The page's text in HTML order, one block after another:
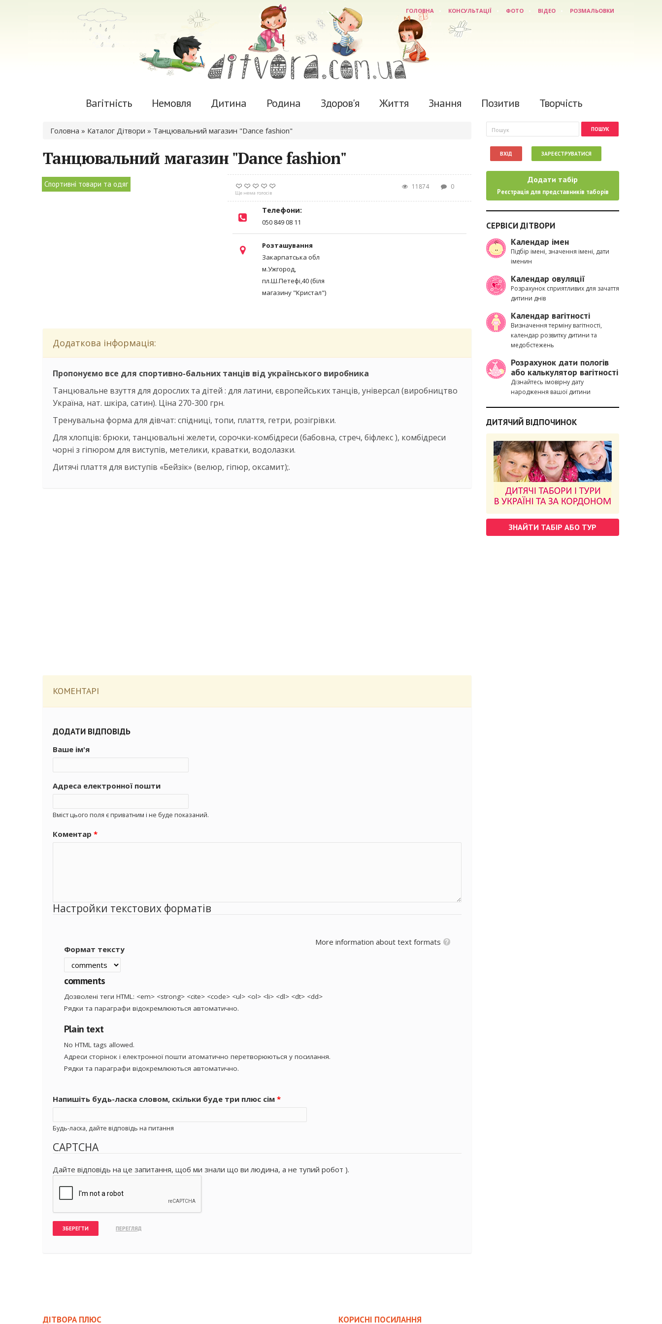
ГОЛОВНА КОНСУЛЬТАЦІЇ ФОТО ВІДЕО РОЗМАЛЬОВКИ
Вагітність Немовля Дитина Родина Здоров'я Життя Знання Позитив Творчість
Ви є тут
Головна » Каталог Дітвори » Танцювальний магазин "Dance fashion"
Танцювальний магазин "Dance fashion"
Спортивні товари та одяг
Ще нема голосів
11874 0
Телефони:
050 849 08 11
Розташування
Закарпатська обл
м.Ужгород,
пл.Ш.Петефі,40 (біля
магазину "Кристал")
Додаткова інформація:
Пропонуємо все для спортивно-бальних танців від українського виробника
Танцювальне взуття для дорослих та дітей : для латини, європейських танців, універсал (виробництво
Україна, нат. шкіра, сатин). Ціна 270-300 грн.
Тренувальна форма для дівчат: спідниці, топи, плаття, гетри, розігрівки.
Для хлопців: брюки, танцювальні желети, сорочки-комбідреси (бабовна, стреч, біфлекс ), комбідреси
чорні з гіпюром для виступів, метелики, краватки, водолазки.
Дитячі плаття для виступів «Бейзік» (велюр, гіпюр, оксамит);.
КОМЕНТАРІ
ДОДАТИ ВІДПОВІДЬ
Ваше ім'я
Адреса електронної пошти
Вміст цього поля є приватним і не буде показаний.
Коментар *
Настройки текстових форматів
More information about text formats
Формат тексту
comments
Дозволені теги HTML: <em> <strong> <cite> <code> <ul> <ol> <li> <dl> <dt> <dd>
Рядки та параграфи відокремлюються автоматично.
Plain text
No HTML tags allowed.
Адреси сторінок і електронної пошти атоматично перетворюються у посилання.
Рядки та параграфи відокремлюються автоматично.
Напишіть будь-ласка словом, скільки буде три плюс сім *
Будь-ласка, дайте відповідь на питання
CAPTCHA
Дайте відповідь на це запитання, щоб ми знали що ви людина, а не тупий робот ).
Пошукова форма
Пошук
ВХІД ЗАРЕЄСТРУВАТИСЯ
Додати табір
Реєстрація для представників таборів
СЕРВІСИ ДІТВОРИ
Календар імен
Підбір імені, значення імені, дати
іменин
Календар овуляції
Розрахунок сприятливих для зачаття
дитини днів
Календар вагітності
Визначення терміну вагітності,
календар розвитку дитини та
медобстежень
Розрахунок дати пологів
або калькулятор вагітності
Дізнайтесь імовірну дату
народження вашої дитини
ДИТЯЧИЙ ВІДПОЧИНОК
ЗНАЙТИ ТАБІР АБО ТУР
ДІТВОРА ПЛЮС КОРИСНІ ПОСИЛАННЯ